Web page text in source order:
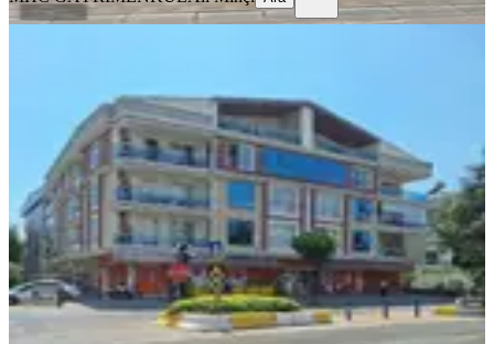
Efeler, Girne Mahallesi
5+1·300 m²· Çatı Katı·07.08.2026
50.000 ₺
Gold Premium GAYRİMENKULFatma Erkacar